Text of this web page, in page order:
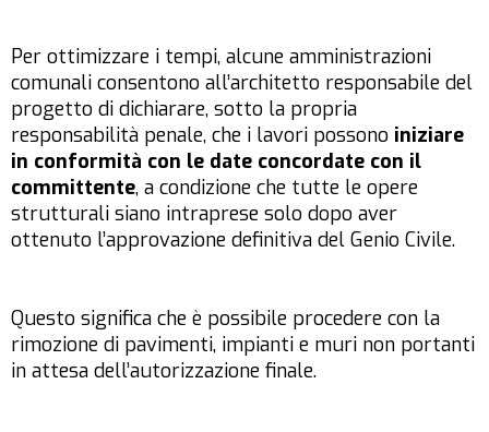
Per ottimizzare i tempi, alcune amministrazioni
comunali consentono all’architetto responsabile del
progetto di dichiarare, sotto la propria
responsabilità penale, che i lavori possono iniziare
in conformità con le date concordate con il
committente, a condizione che tutte le opere
strutturali siano intraprese solo dopo aver
ottenuto l’approvazione definitiva del Genio Civile.
Questo significa che è possibile procedere con la
rimozione di pavimenti, impianti e muri non portanti
in attesa dell’autorizzazione finale.